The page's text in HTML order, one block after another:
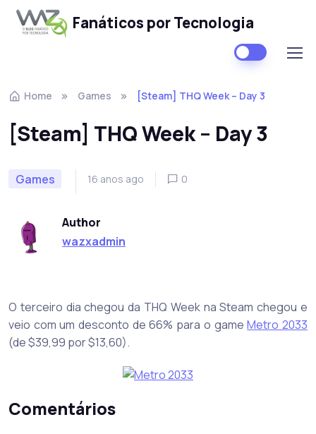
Fanáticos por Tecnologia
Home Games [Steam] THQ Week – Day 3
[Steam] THQ Week – Day 3
Games 16 anos ago 0
Author
wazxadmin
O terceiro dia chegou da THQ Week na Steam chegou e
veio com um desconto de 66% para o gameMetro 2033
(de $39,99 por $13,60).
Comentários